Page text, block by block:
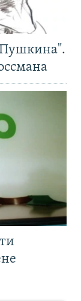
Пушкина".